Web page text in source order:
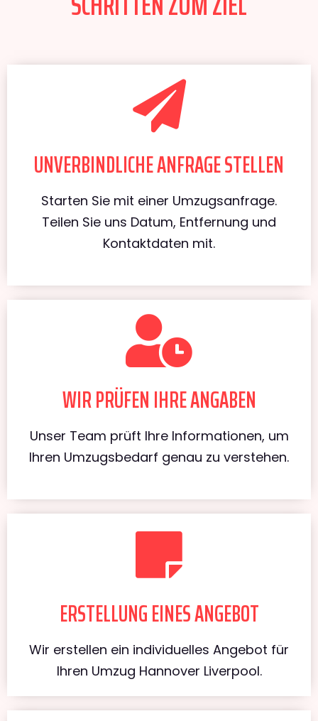
UNVERBINDLICHE ANFRAGE STELLEN
Starten Sie mit einer Umzugsanfrage.
Teilen Sie uns Datum, Entfernung und
Kontaktdaten mit.
WIR PRÜFEN IHRE ANGABEN
Unser Team prüft Ihre Informationen, um
Ihren Umzugsbedarf genau zu verstehen.
ERSTELLUNG EINES ANGEBOT
Wir erstellen ein individuelles Angebot für
Ihren Umzug Hannover Liverpool.